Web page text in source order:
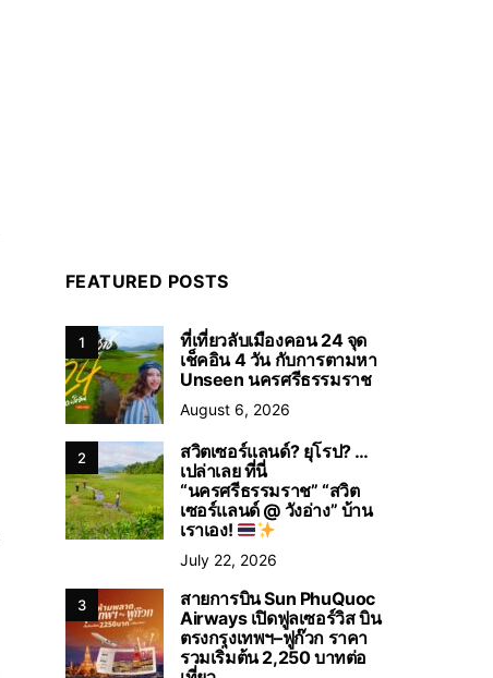
FEATURED POSTS
1
ที่เที่ยวลับเมืองคอน 24 จุด
เช็คอิน 4 วัน กับการตามหา
Unseen นครศรีธรรมราช
August 6, 2026
2
สวิตเซอร์แลนด์? ยุโรป? …
เปล่าเลย ที่นี่
“นครศรีธรรมราช” “สวิต
เซอร์แลนด์ @ วังอ่าง” บ้าน
เราเอง!
July 22, 2026
3
สายการบิน Sun PhuQuoc
Airways เปิดฟูลเซอร์วิส บิน
ตรงกรุงเทพฯ–ฟูก๊วก ราคา
รวมเริ่มต้น 2,250 บาทต่อ